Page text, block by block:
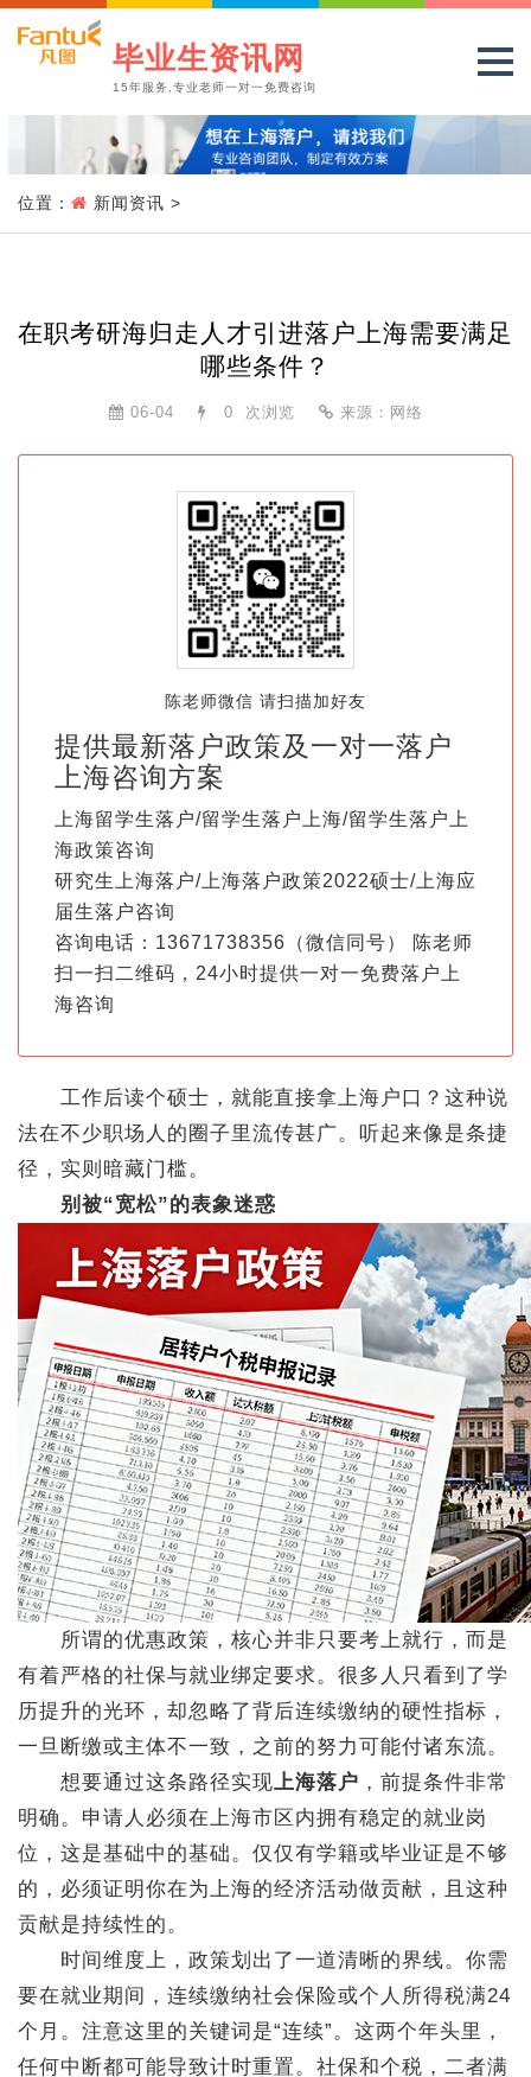
毕业生资讯网
15年服务,专业老师一对一免费咨询
位置： 新闻资讯 >
在职考研海归走人才引进落户上海需要满足
哪些条件？
06-04 0 次浏览 来源：网络
陈老师微信 请扫描加好友
提供最新落户政策及一对一落户
上海咨询方案
上海留学生落户/留学生落户上海/留学生落户上
海政策咨询
研究生上海落户/上海落户政策2022硕士/上海应
届生落户咨询
咨询电话：13671738356（微信同号） 陈老师
扫一扫二维码，24小时提供一对一免费落户上
海咨询
工作后读个硕士，就能直接拿上海户口？这种说
法在不少职场人的圈子里流传甚广。听起来像是条捷
径，实则暗藏门槛。
别被“宽松”的表象迷惑
所谓的优惠政策，核心并非只要考上就行，而是
有着严格的社保与就业绑定要求。很多人只看到了学
历提升的光环，却忽略了背后连续缴纳的硬性指标，
一旦断缴或主体不一致，之前的努力可能付诸东流。
想要通过这条路径实现上海落户 ，前提条件非常
明确。申请人必须在上海市区内拥有稳定的就业岗
位，这是基础中的基础。仅仅有学籍或毕业证是不够
的，必须证明你在为上海的经济活动做贡献，且这种
贡献是持续性的。
时间维度上，政策划出了一道清晰的界线。你需
要在就业期间，连续缴纳社会保险或个人所得税满24
个月。注意这里的关键词是“连续”。这两个年头里，
任何中断都可能导致计时重置。社保和个税，二者满